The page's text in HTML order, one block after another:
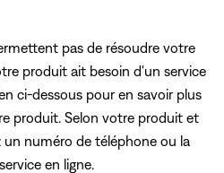
pas de résoudre votre
produit ait besoin d'un service
ci-dessous pour en savoir plus
produit. Selon votre produit et
un numéro de téléphone ou la
en ligne.